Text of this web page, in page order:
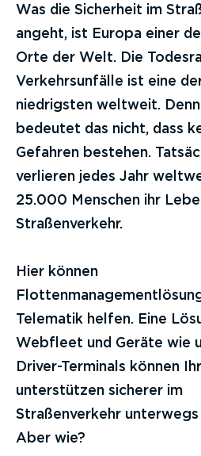
Was die Sicherheit im
angeht, ist Europa einer
Orte der Welt. Die
Verkehrsunfälle ist eine
niedrigsten weltweit.
bedeutet das nicht, dass
Gefahren bestehen.
verlieren jedes Jahr
25.000 Menschen ihr
Straßenverkehr.
Hier können
Telematik helfen. Eine
Webfleet und Geräte wie
Driver-Terminals können
unterstützen sicherer im
Straßenverkehr unterwegs
Aber wie?